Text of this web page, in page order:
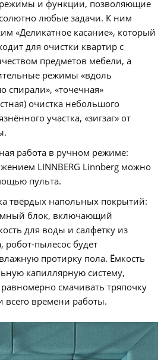
и функции, позволяющие
любые задачи. К ним
«Деликатное касание», который
для очистки квартир с
предметов мебели, а
режимы «вдоль
спирали», «точечная»
очистка небольшого
участка, «зигзаг» от
работа в ручном режиме:
LINNBERG Linnberg можно
пульта.
твёрдых напольных покрытий:
блок, включающий
для воды и салфетку из
робот-пылесос будет
протирку пола. Ёмкость
капиллярную систему,
смачивать тряпочку
всего времени работы.